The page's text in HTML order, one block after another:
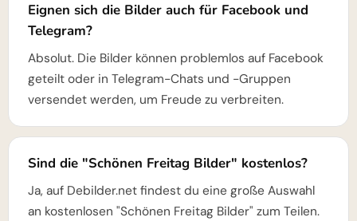
Eignen sich die Bilder auch für Facebook und
Telegram?
Absolut. Die Bilder können problemlos auf Facebook
geteilt oder in Telegram-Chats und -Gruppen
versendet werden, um Freude zu verbreiten.
Sind die "Schönen Freitag Bilder" kostenlos?
Ja, auf Debilder.net findest du eine große Auswahl
an kostenlosen "Schönen Freitag Bilder" zum Teilen.